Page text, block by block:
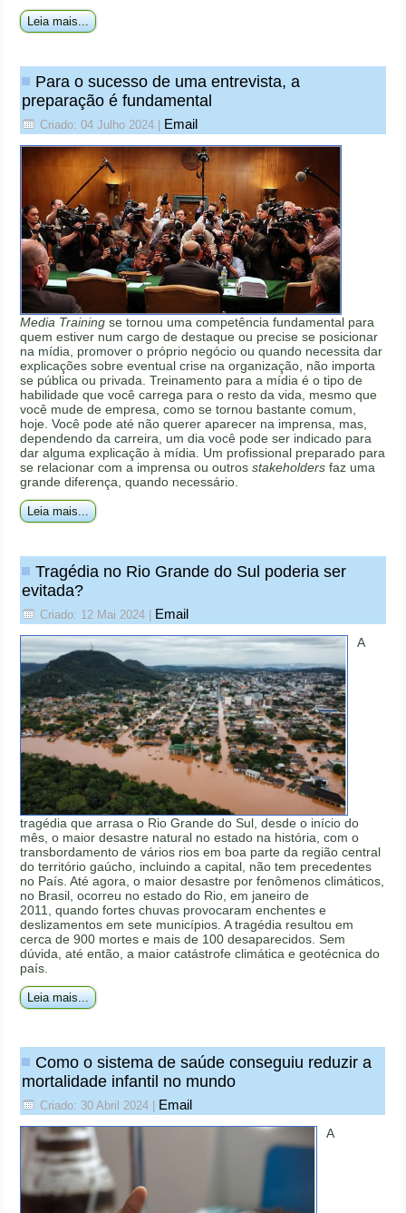
Leia mais...
Para o sucesso de uma entrevista, a
preparação é fundamental
Criado: 04 Julho 2024 Email
Media Training se tornou uma competência fundamental para
quem estiver num cargo de destaque ou precise se posicionar
na mídia, promover o próprio negócio ou quando necessita dar
explicações sobre eventual crise na organização, não importa
se pública ou privada. Treinamento para a mídia é o tipo de
habilidade que você carrega para o resto da vida, mesmo que
você mude de empresa, como se tornou bastante comum,
hoje. Você pode até não querer aparecer na imprensa, mas,
dependendo da carreira, um dia você pode ser indicado para
dar alguma explicação à mídia. Um profissional preparado para
se relacionar com a imprensa ou outrosstakeholders faz uma
grande diferença, quando necessário.
Leia mais...
Tragédia no Rio Grande do Sul poderia ser
evitada?
Criado: 12 Mai 2024 Email
A
tragédia que arrasa o Rio Grande do Sul, desde o início do
mês, o maior desastre natural no estado na história, com o
transbordamento de vários rios em boa parte da região central
do território gaúcho, incluindo a capital, não tem precedentes
no País. Até agora, o maior desastre por fenômenos climáticos,
no Brasil, ocorreu no estado do Rio, em janeiro de
2011, quando fortes chuvas provocaram enchentes e
deslizamentos em sete municípios. A tragédia resultou em
cerca de 900 mortes e mais de 100 desaparecidos. Sem
dúvida, até então, a maior catástrofe climática e geotécnica do
país.
Leia mais...
Como o sistema de saúde conseguiu reduzir a
mortalidade infantil no mundo
Criado: 30 Abril 2024 Email
A